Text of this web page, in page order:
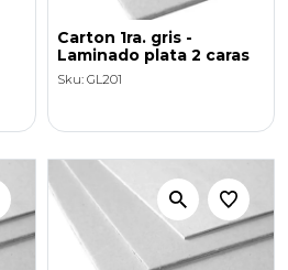
Carton 1ra. gris -
Laminado plata 2 caras
Sku: GL201